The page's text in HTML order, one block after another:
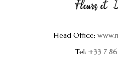
Head Office:
Tel: +33 7